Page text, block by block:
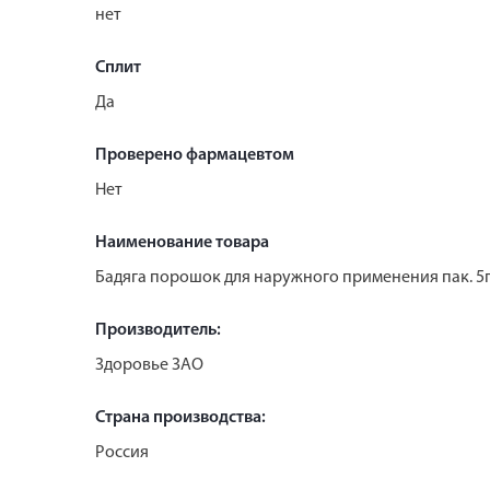
нет
Сплит
Да
Проверено фармацевтом
Нет
Наименование товара
Бадяга порошок для наружного применения пак.
Производитель:
Здоровье ЗАО
Страна производства:
Россия